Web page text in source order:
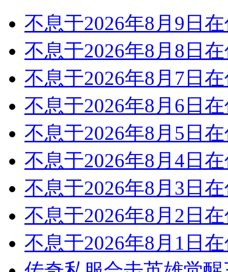
不息于2026年8月9日
不息于2026年8月8日
不息于2026年8月7日
不息于2026年8月6日
不息于2026年8月5日
不息于2026年8月4日
不息于2026年8月3日
不息于2026年8月2日
不息于2026年8月1日